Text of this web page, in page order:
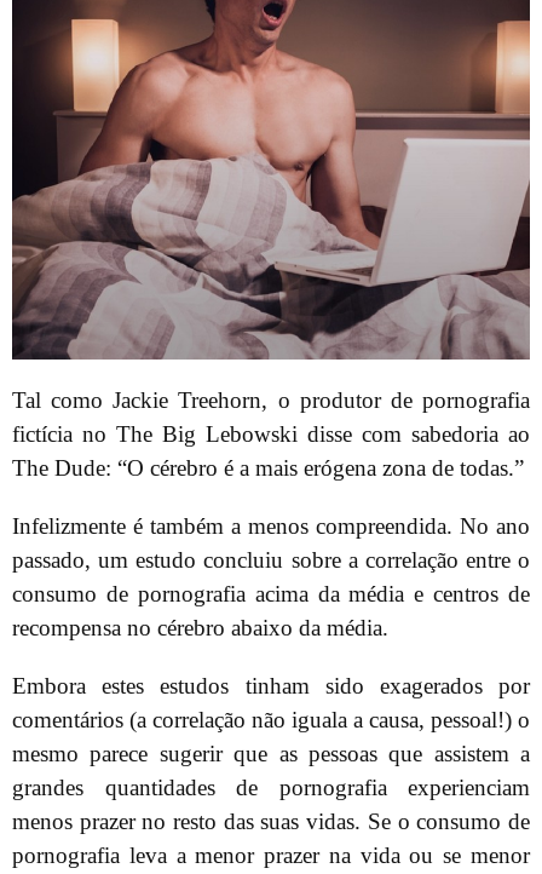
Tal como Jackie Treehorn, o produtor de pornografia
fictícia no The Big Lebowski disse com sabedoria ao
The Dude: “O cérebro é a mais erógena zona de todas.”
Infelizmente é também a menos compreendida. No ano
passado, um estudo concluiu sobre a correlação entre o
consumo de pornografia acima da média e centros de
recompensa no cérebro abaixo da média.
Embora estes estudos tinham sido exagerados por
comentários (a correlação não iguala a causa, pessoal!) o
mesmo parece sugerir que as pessoas que assistem a
grandes quantidades de pornografia experienciam
menos prazer no resto das suas vidas. Se o consumo de
pornografia leva a menor prazer na vida ou se menor